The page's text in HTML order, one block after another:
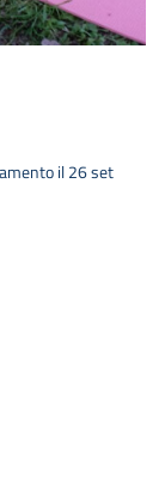
il 26 set